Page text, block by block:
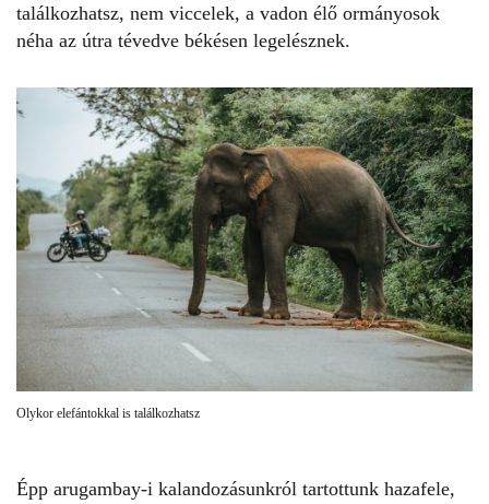
találkozhatsz, nem viccelek, a vadon élő ormányosok
néha az útra tévedve békésen legelésznek.
Olykor elefántokkal is találkozhatsz
Épp arugambay-i kalandozásunkról tartottunk hazafele,